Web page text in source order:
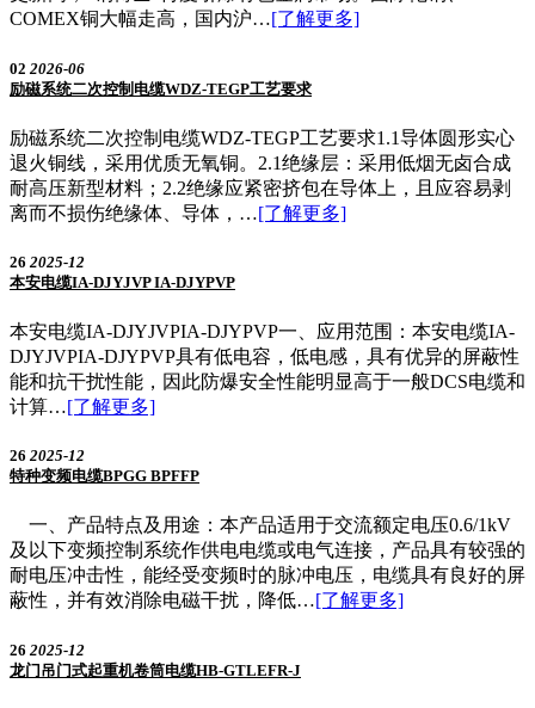
COMEX铜大幅走高，国内沪…[了解更多]
02 2026-06
励磁系统二次控制电缆WDZ-TEGP工艺要求
励磁系统二次控制电缆WDZ-TEGP工艺要求1.1导体圆形实心
退火铜线，采用优质无氧铜。2.1绝缘层：采用低烟无卤合成
耐高压新型材料；2.2绝缘应紧密挤包在导体上，且应容易剥
离而不损伤绝缘体、导体，…[了解更多]
26 2025-12
本安电缆IA-DJYJVP IA-DJYPVP
本安电缆IA-DJYJVPIA-DJYPVP一、应用范围：本安电缆IA-
DJYJVPIA-DJYPVP具有低电容，低电感，具有优异的屏蔽性
能和抗干扰性能，因此防爆安全性能明显高于一般DCS电缆和
计算…[了解更多]
26 2025-12
特种变频电缆BPGG BPFFP
一、产品特点及用途：本产品适用于交流额定电压0.6/1kV
及以下变频控制系统作供电电缆或电气连接，产品具有较强的
耐电压冲击性，能经受变频时的脉冲电压，电缆具有良好的屏
蔽性，并有效消除电磁干扰，降低…[了解更多]
26 2025-12
龙门吊门式起重机卷筒电缆HB-GTLEFR-J